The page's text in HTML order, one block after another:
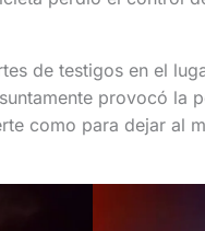
de testigos en el
provocó la
como para dejar al